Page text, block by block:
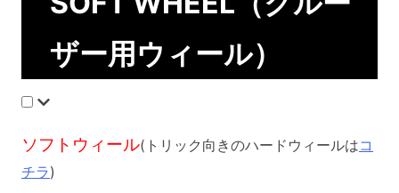
ザー用ウィール）
ソフトウィール(トリック向きのハードウィールはコ
チラ)